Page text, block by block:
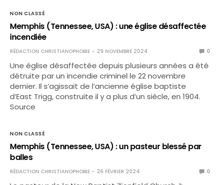
NON CLASSÉ
Memphis (Tennessee, USA) : une église désaffectée
incendiée
RÉDACTION CHRISTIANOPHOBIE 29 NOVEMBRE 2024 0
Une église désaffectée depuis plusieurs années a été
détruite par un incendie criminel le 22 novembre
dernier. Il s’agissait de l’ancienne église baptiste
d’East Trigg, construite il y a plus d’un siècle, en 1904.
Source
NON CLASSÉ
Memphis (Tennessee, USA) : un pasteur blessé par
balles
RÉDACTION CHRISTIANOPHOBIE 26 FÉVRIER 2024 0